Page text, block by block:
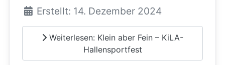
Erstellt: 14. Dezember 2024
Weiterlesen: Klein aber Fein – KiLA-
Hallensportfest